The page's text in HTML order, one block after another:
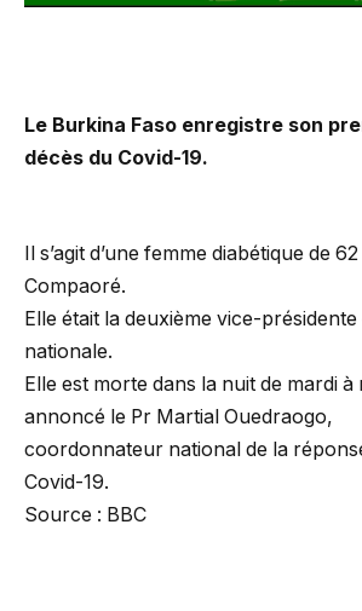
Le Burkina Faso enregistre son
décès du Covid-19.
Il s’agit d’une femme diabétique de
Compaoré.
Elle était la deuxième vice-présidente
nationale.
Elle est morte dans la nuit de mardi à
annoncé le Pr Martial Ouedraogo,
coordonnateur national de la
Covid-19.
Source : BBC